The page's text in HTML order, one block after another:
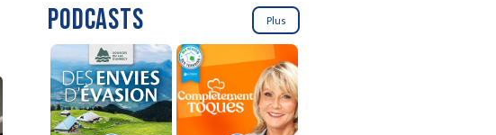
PODCASTS Plus